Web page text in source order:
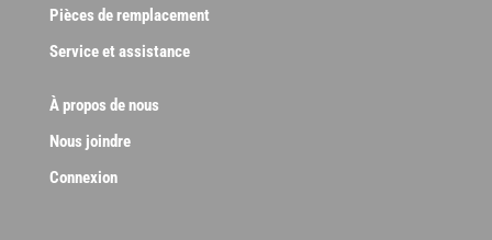
Pièces de remplacement
Service et assistance
À propos de nous
Nous joindre
Connexion